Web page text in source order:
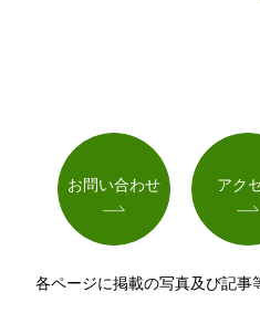
お問い合わせ アク
各ページに掲載の写真及び記事